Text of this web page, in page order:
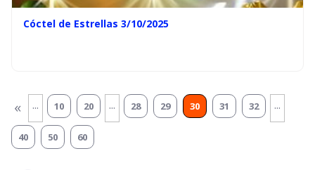
Cóctel de Estrellas 3/10/2025
« ... 10 20 ... 28 29 30 31 32 ...
40 50 60